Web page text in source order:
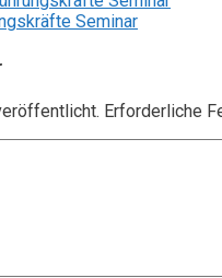
Seminar
Erforderliche